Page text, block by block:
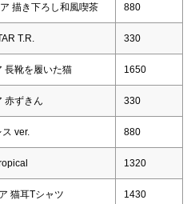
描き下ろし和風喫茶 880
T.R. 330
長靴を履いた猫 1650
赤ずきん 330
ver. 880
1320
猫耳Tシャツ 1430